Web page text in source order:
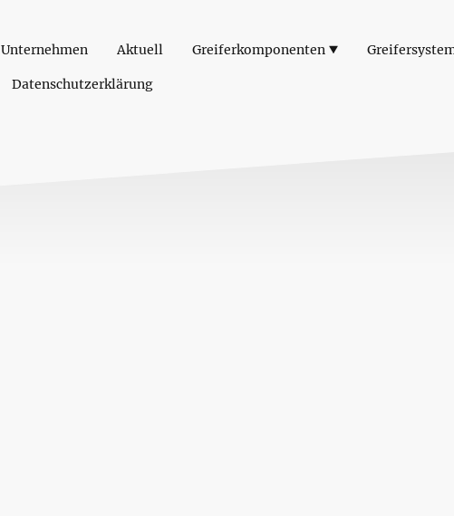
Unternehmen Aktuell Greiferkomponenten
Datenschutzerklärung